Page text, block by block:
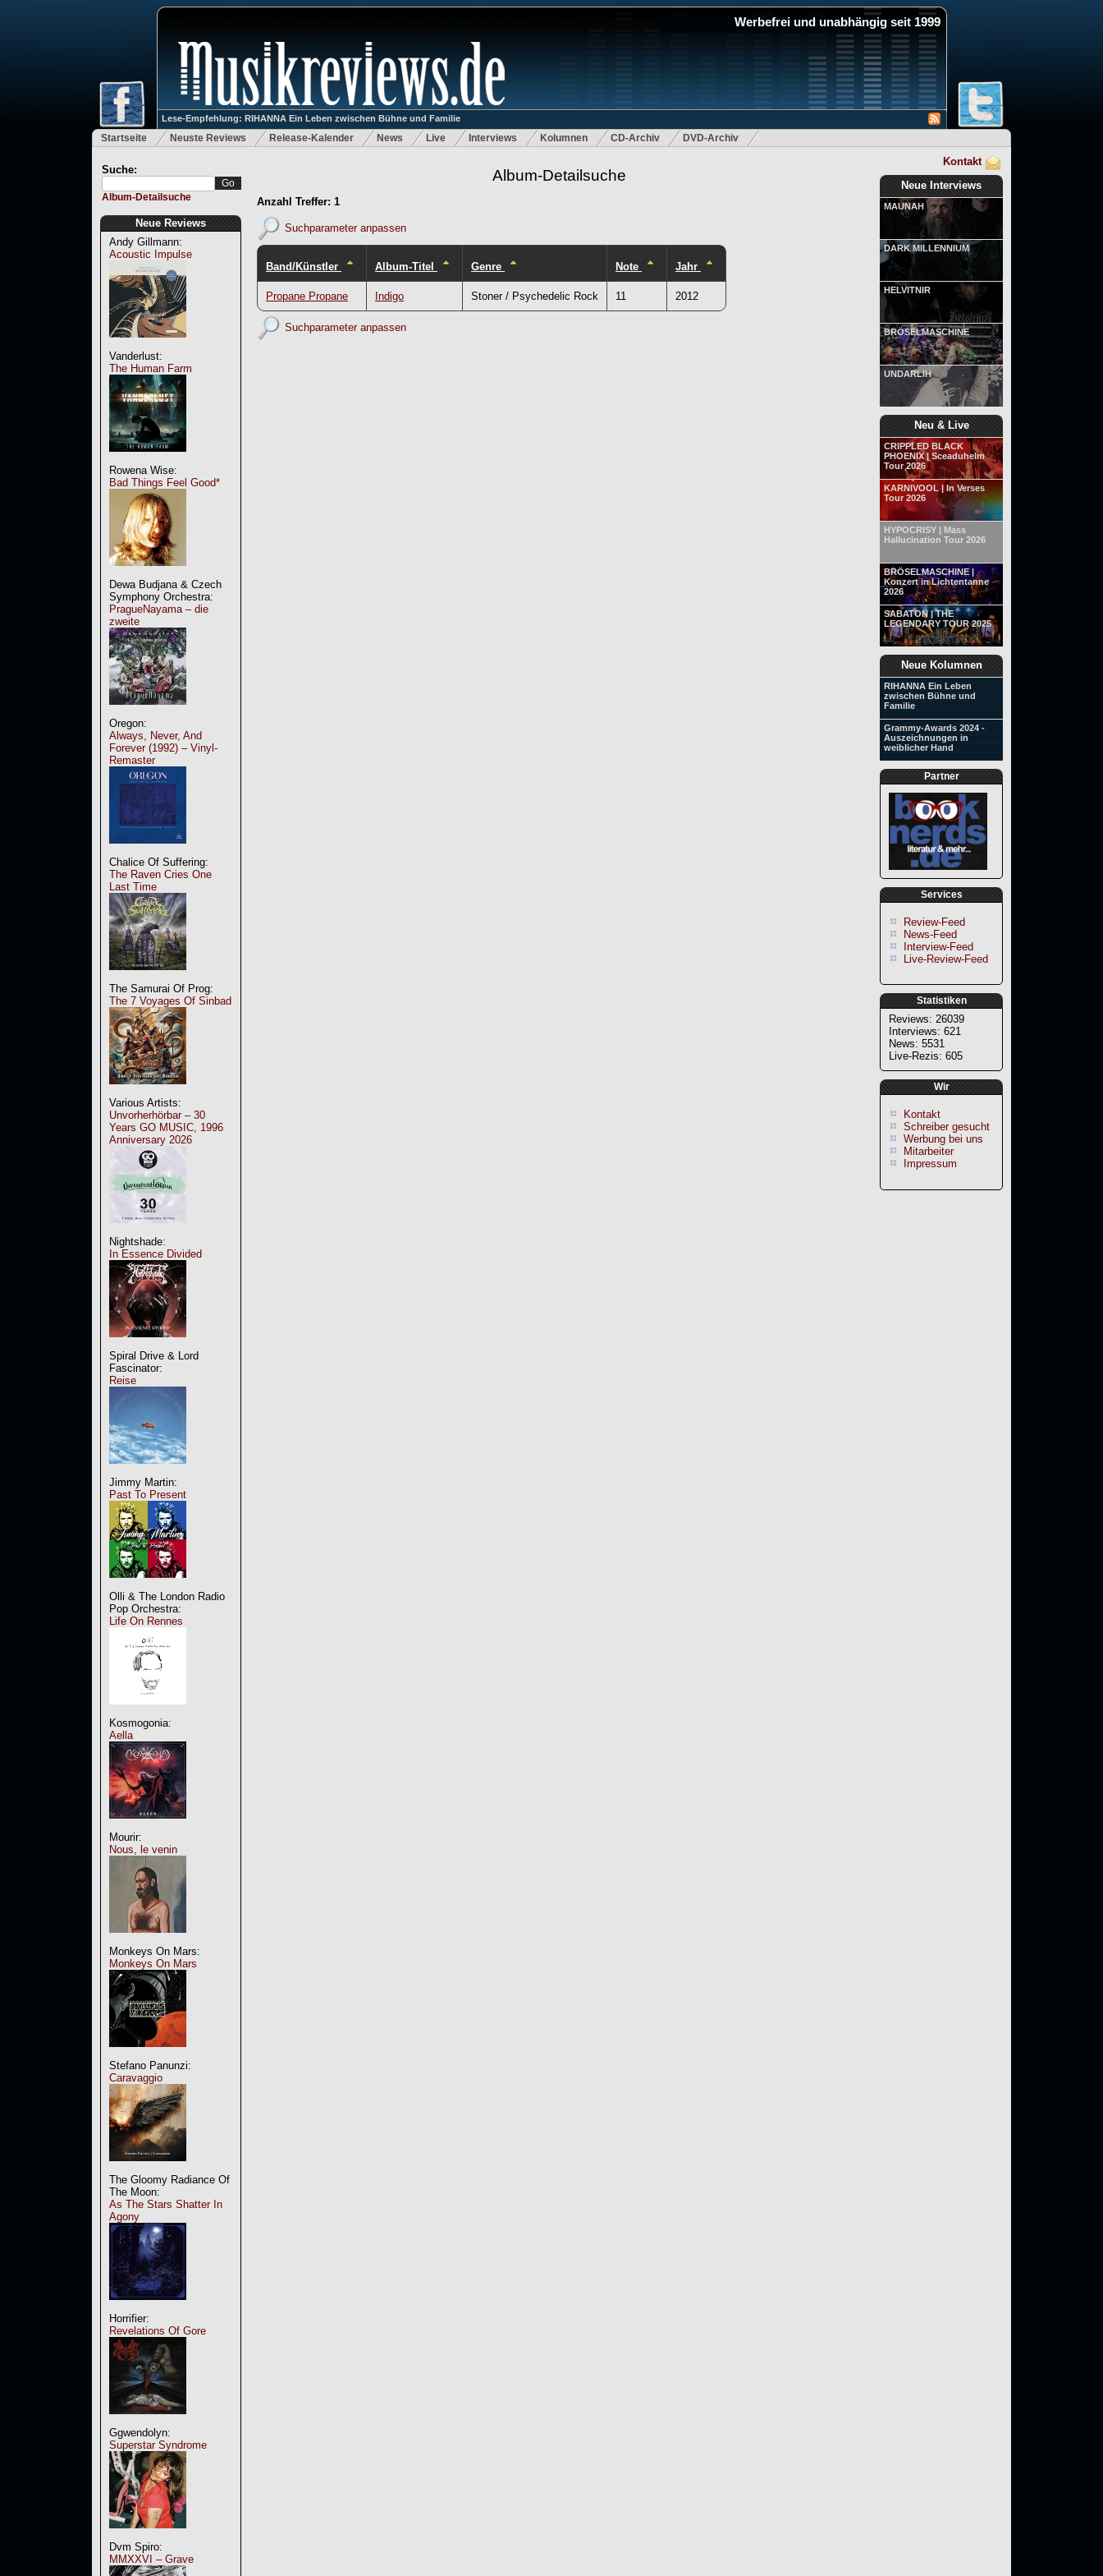
Werbefrei und unabhängig seit 1999
Lese-Empfehlung: RIHANNA Ein Leben zwischen Bühne und Familie
Startseite Neuste Reviews Release-Kalender News Live Interviews Kolumnen CD-Archiv DVD-Archiv
Suche:
Album-Detailsuche
Neue Reviews
Andy Gillmann:
Acoustic Impulse
Vanderlust:
The Human Farm
Rowena Wise:
Bad Things Feel Good*
Dewa Budjana & Czech
Symphony Orchestra:
PragueNayama – die
zweite
Oregon:
Always, Never, And
Forever (1992) – Vinyl-
Remaster
Chalice Of Suffering:
The Raven Cries One
Last Time
The Samurai Of Prog:
The 7 Voyages Of Sinbad
Various Artists:
Unvorherhörbar – 30
Years GO MUSIC, 1996
Anniversary 2026
Nightshade:
In Essence Divided
Spiral Drive & Lord
Fascinator:
Reise
Jimmy Martin:
Past To Present
Olli & The London Radio
Pop Orchestra:
Life On Rennes
Kosmogonia:
Aella
Mourir:
Nous, le venin
Monkeys On Mars:
Monkeys On Mars
Stefano Panunzi:
Caravaggio
The Gloomy Radiance Of
The Moon:
As The Stars Shatter In
Agony
Horrifier:
Revelations Of Gore
Ggwendolyn:
Superstar Syndrome
Dvm Spiro:
MMXXVI – Grave
Kontakt
Neue Interviews
MAUNAH
DARK MILLENNIUM
HELVITNIR
BRÖSELMASCHINE
UNDARLIH
Neu & Live
CRIPPLED BLACK
PHOENIX | Sceaduhelm
Tour 2026
KARNIVOOL | In Verses
Tour 2026
HYPOCRISY | Mass
Hallucination Tour 2026
BRÖSELMASCHINE |
Konzert in Lichtentanne
2026
SABATON | THE
LEGENDARY TOUR 2025
Neue Kolumnen
RIHANNA Ein Leben
zwischen Bühne und
Familie
Grammy-Awards 2024 -
Auszeichnungen in
weiblicher Hand
Partner
Services
Review-Feed
News-Feed
Interview-Feed
Live-Review-Feed
Statistiken
Reviews: 26039
Interviews: 621
News: 5531
Live-Rezis: 605
Wir
Kontakt
Schreiber gesucht
Werbung bei uns
Mitarbeiter
Impressum
Album-Detailsuche
Anzahl Treffer: 1
Suchparameter anpassen
Band/Künstler Album-Titel Genre Note Jahr
Propane Propane Indigo Stoner / Psychedelic Rock 11 2012
Suchparameter anpassen